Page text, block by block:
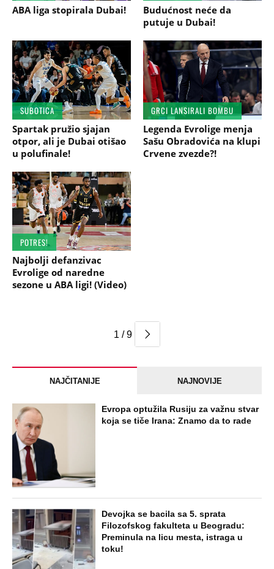
ABA liga stopirala Dubai!
Budućnost neće da
putuje u Dubai!
SUBOTICA
Spartak pružio sjajan
otpor, ali je Dubai otišao
u polufinale!
GRCI LANSIRALI BOMBU
Legenda Evrolige menja
Sašu Obradovića na klupi
Crvene zvezde?!
POTRES!
Najbolji defanzivac
Evrolige od naredne
sezone u ABA ligi! (Video)
1 / 9
NAJČITANIJE NAJNOVIJE
Evropa optužila Rusiju za važnu stvar
koja se tiče Irana: Znamo da to rade
Devojka se bacila sa 5. sprata
Filozofskog fakulteta u Beogradu:
Preminula na licu mesta, istraga u
toku!